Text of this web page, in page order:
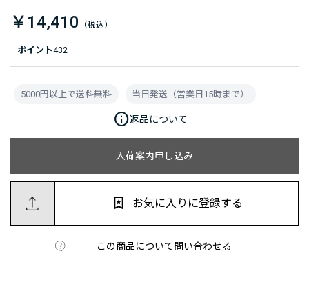
ポイント432
￥14,410
入荷案内申し込み
この商品について問い合わせる
お気に入りに登録する
5000円以上で送料無料 当日発送（営業日15時まで）
info返品について